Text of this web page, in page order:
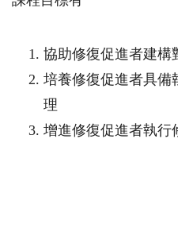
協助修復促進者建構
培養修復促進者具備
理
增進修復促進者執行